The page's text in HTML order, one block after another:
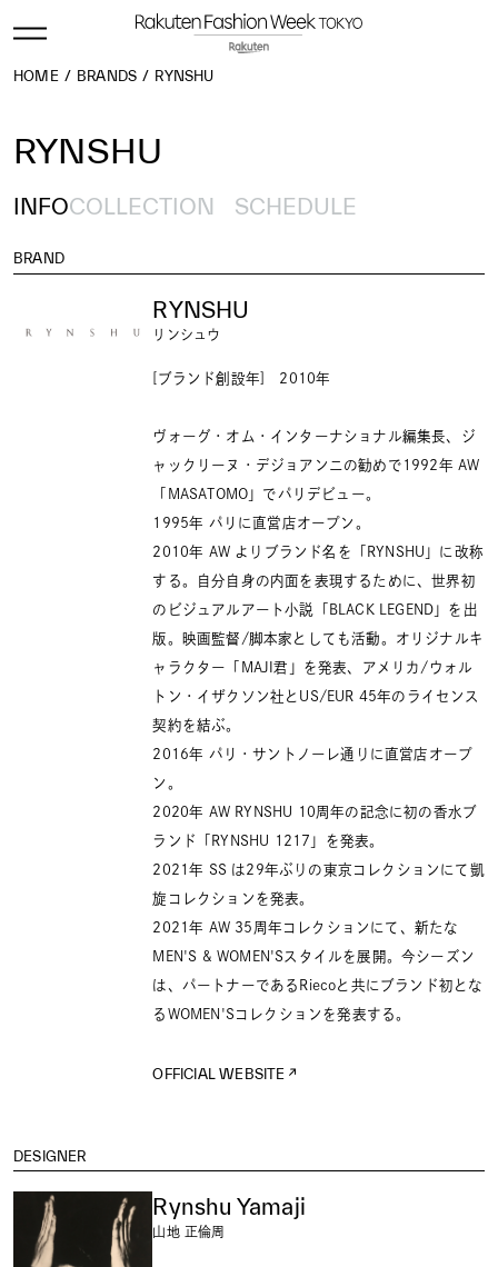
HOME BRANDS RYNSHU
RYNSHU
INFOCOLLECTION SCHEDULE
BRAND
RYNSHU
リンシュウ
[ブランド創設年] 2010年
ヴォーグ・オム・インターナショナル編集長、ジ
ャックリーヌ・デジョアンニの勧めで1992年 AW
「MASATOMO」でパリデビュー。
1995年 パリに直営店オープン。
2010年 AW よりブランド名を「RYNSHU」に改称
する。自分自身の内面を表現するために、世界初
のビジュアルアート小説「BLACK LEGEND」を出
版。映画監督/脚本家としても活動。オリジナルキ
ャラクター「MAJI君」を発表、アメリカ/ウォル
トン・イザクソン社とUS/EUR 45年のライセンス
契約を結ぶ。
2016年 パリ・サントノーレ通りに直営店オープ
ン。
2020年 AW RYNSHU 10周年の記念に初の香水ブ
ランド「RYNSHU 1217」を発表。
2021年 SS は29年ぶりの東京コレクションにて凱
旋コレクションを発表。
2021年 AW 35周年コレクションにて、新たな
MEN'S & WOMEN'Sスタイルを展開。今シーズン
は、パートナーであるRiecoと共にブランド初とな
るWOMEN'Sコレクションを発表する。
OFFICIAL WEBSITE
DESIGNER
Rynshu Yamaji
山地 正倫周